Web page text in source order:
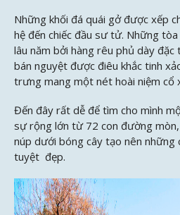
Những khối đá quái gở được xếp
hệ đến chiếc đầu sư tử. Những
lâu năm bởi hàng rêu phủ dày đặc
bán nguyệt được điêu khắc tinh
trưng mang một nét hoài niệm cổ
Đến đây rất dễ để tìm cho mình
sự rộng lớn từ 72 con đường
núp dưới bóng cây tạo nên
tuyệt đẹp.